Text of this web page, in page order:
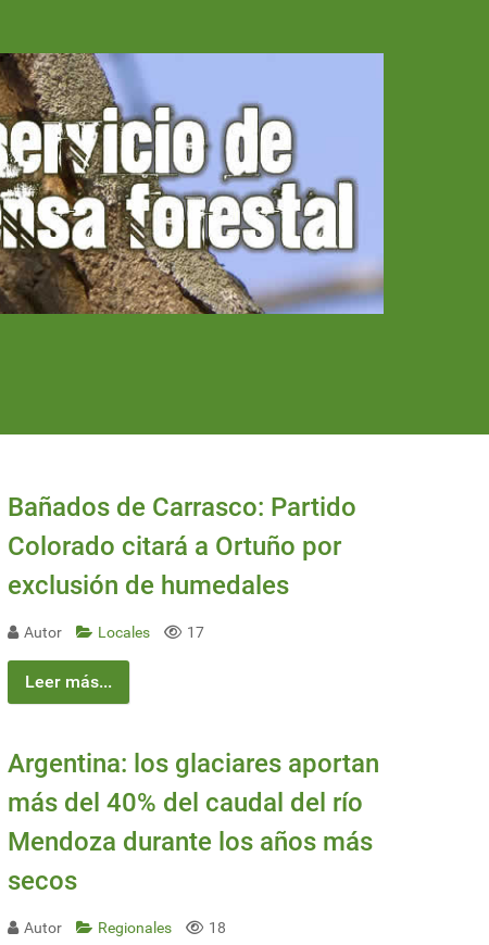
Bañados de Carrasco: Partido
Colorado citará a Ortuño por
exclusión de humedales
Autor Locales 17
Leer más...
Argentina: los glaciares aportan
más del 40% del caudal del río
Mendoza durante los años más
secos
Autor Regionales 18